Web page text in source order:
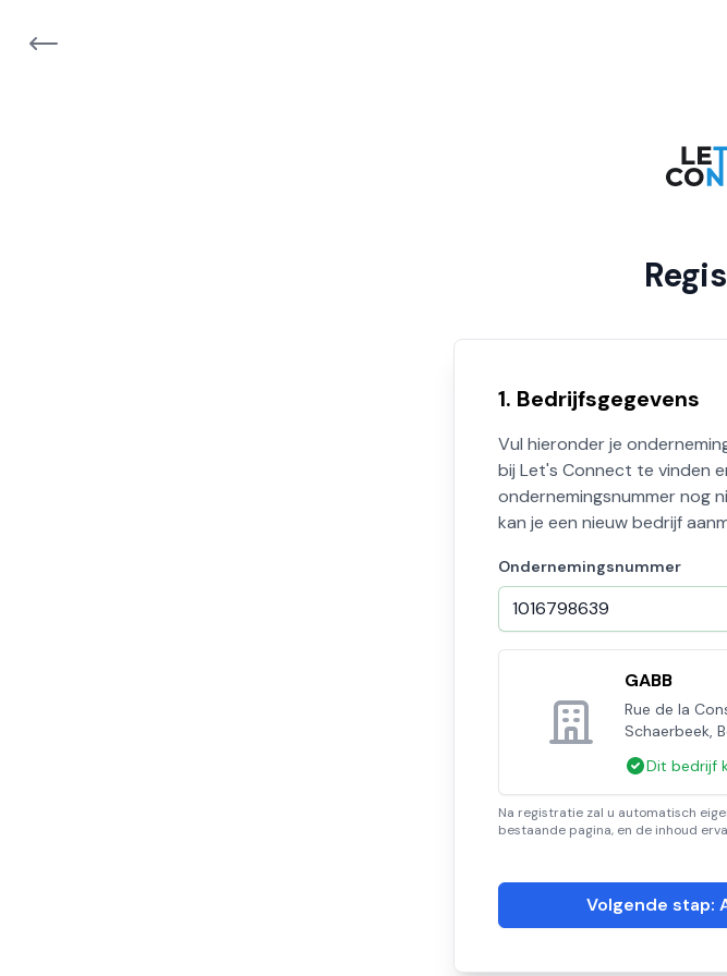
1. Bedrijfsgegevens
Vul hieronder je
bij Let's Connect te vinden
ondernemingsnummer nog
kan je een nieuw bedrijf
Ondernemingsnummer
GABB
Rue de la
Schaerbeek,
Dit bedrijf
Na registratie zal u automatisch
bestaande pagina, en de inhoud
Volgende stap: